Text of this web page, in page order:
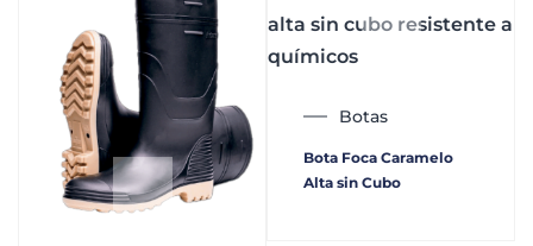
Botas
Bota Foca Caramelo
Alta sin Cubo